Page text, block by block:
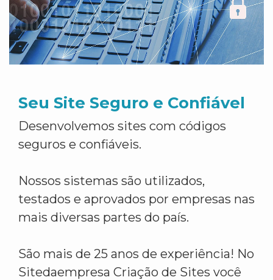
Seu Site Seguro e Confiável
Desenvolvemos sites com códigos
seguros e confiáveis.
Nossos sistemas são utilizados,
testados e aprovados por empresas nas
mais diversas partes do país.
São mais de 25 anos de experiência! No
Sitedaempresa Criação de Sites você